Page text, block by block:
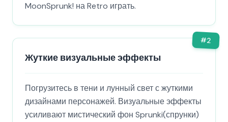
MoonSprunk! на Retro играть.
#2
Жуткие визуальные эффекты
Погрузитесь в тени и лунный свет с жуткими
дизайнами персонажей. Визуальные эффекты
усиливают мистический фон Sprunki(спрунки)